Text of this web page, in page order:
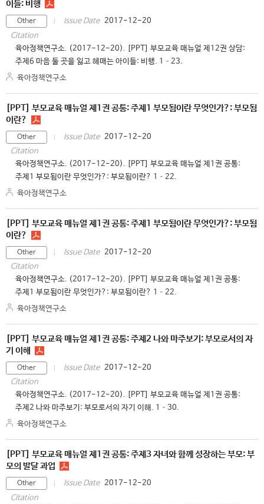
이들: 비행
Other Issue Date 2017-12-20
Citation
육아정책연구소. (2017-12-20). [PPT] 부모교육 매뉴얼 제12권 상담:
주제6 마음 둘 곳을 잃고 헤매는 아이들: 비행. 1–23.
육아정책연구소
[PPT] 부모교육 매뉴얼 제1권 공통: 주제1 부모됨이란 무엇인가?: 부모됨
이란?
Other Issue Date 2017-12-20
Citation
육아정책연구소. (2017-12-20). [PPT] 부모교육 매뉴얼 제1권 공통:
주제1 부모됨이란 무엇인가?: 부모됨이란? 1–22.
육아정책연구소
[PPT] 부모교육 매뉴얼 제1권 공통: 주제1 부모됨이란 무엇인가?: 부모됨
이란?
Other Issue Date 2017-12-20
Citation
육아정책연구소. (2017-12-20). [PPT] 부모교육 매뉴얼 제1권 공통:
주제1 부모됨이란 무엇인가?: 부모됨이란? 1–22.
육아정책연구소
[PPT] 부모교육 매뉴얼 제1권 공통: 주제2 나와 마주보기: 부모로서의 자
기 이해
Other Issue Date 2017-12-20
Citation
육아정책연구소. (2017-12-20). [PPT] 부모교육 매뉴얼 제1권 공통:
주제2 나와 마주보기: 부모로서의 자기 이해. 1–30.
육아정책연구소
[PPT] 부모교육 매뉴얼 제1권 공통: 주제3 자녀와 함께 성장하는 부모: 부
모의 발달 과업
Other Issue Date 2017-12-20
Citation